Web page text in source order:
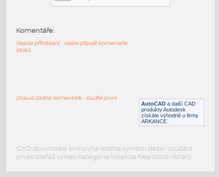
DWG Průmyslová
DWG
Průmyslová AutoCAD a další CAD
produkty Autodesk
získáte výhodně u firmy
ARKANCE
Komentáře:
Nejste přihlášeni - nelze připojit komentáře
bloků
Dosud žádné komentáře - buďte první
CAD download: knihovna rodina symbol detail součást
prvek stafáž výkres kategorie kolekce free block library